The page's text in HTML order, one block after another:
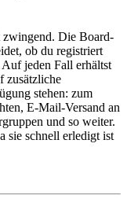
zwingend. Die Board-
ob du registriert
jeden Fall erhältst
zusätzliche
stehen: zum
E-Mail-Versand an
und so weiter.
sie schnell erledigt ist